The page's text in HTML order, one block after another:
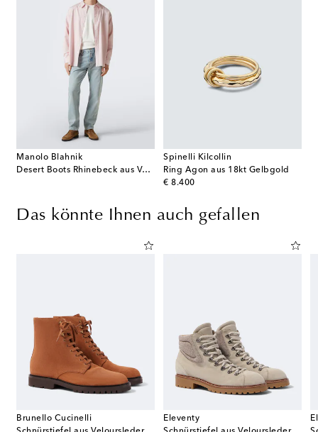
Manolo Blahnik
Desert Boots Rhinebeck aus Veloursleder
Spinelli Kilcollin
Ring Agon aus 18kt Gelbgold
€ 8.400
original price
Das könnte Ihnen auch gefallen
Brunello Cucinelli
Eleventy